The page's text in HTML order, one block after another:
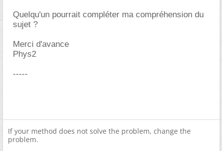
Quelqu'un pourrait compléter ma compréhension du
sujet ?
Merci d'avance
Phys2
-----
If your method does not solve the problem, change the
problem.